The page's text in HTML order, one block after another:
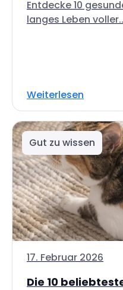
Entdecke 10
langes Leben
Weiterlesen
Gut zu wissen
17. Februar 2026
Die 10